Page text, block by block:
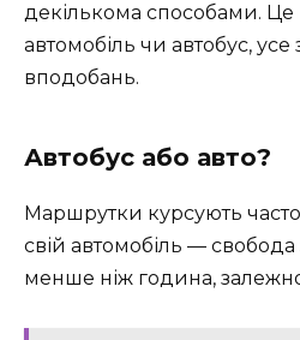
декількома способами.
автомобіль чи автобус,
вподобань.
Автобус або авто?
Маршрутки курсують
свій автомобіль —
менше ніж година, залежно